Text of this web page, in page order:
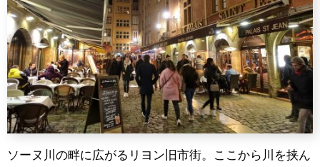
ソーヌ川の畔に広がるリヨン旧市街。ここから川を挟ん